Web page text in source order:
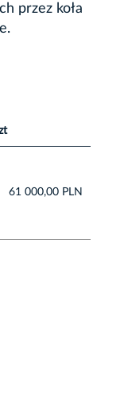
przez koła
61 000,00 PLN